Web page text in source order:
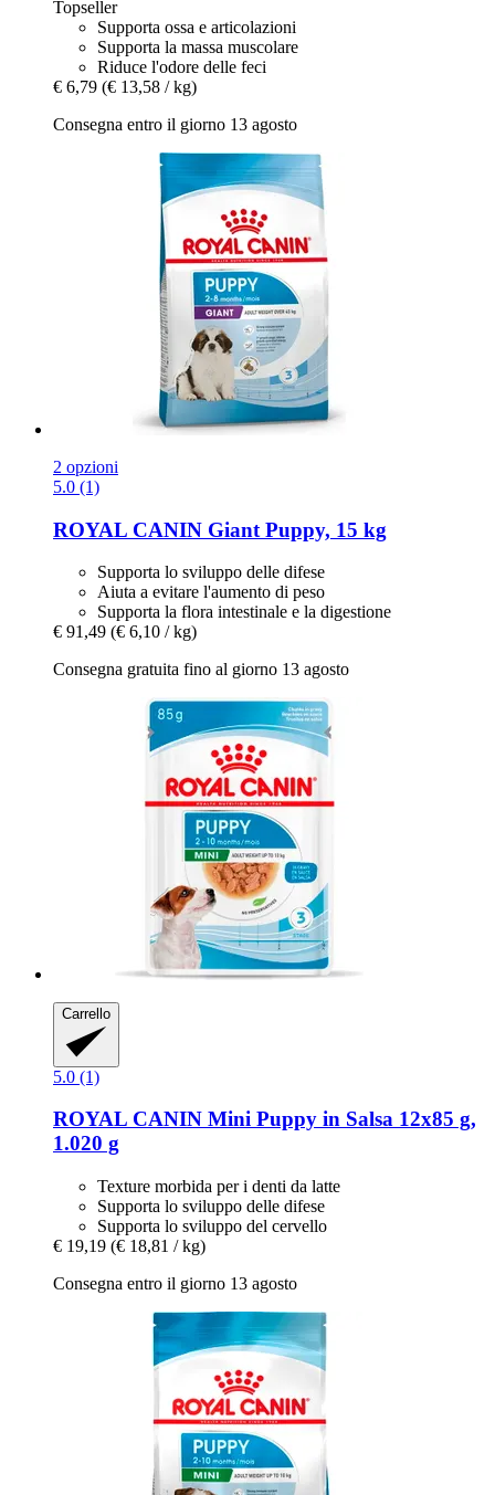
Topseller
Supporta ossa e articolazioni
Supporta la massa muscolare
Riduce l'odore delle feci
€ 6,79 (€ 13,58 / kg)
Consegna entro il giorno 13 agosto
2 opzioni
5.0 (1)
ROYAL CANIN Giant Puppy, 15 kg
Supporta lo sviluppo delle difese
Aiuta a evitare l'aumento di peso
Supporta la flora intestinale e la digestione
€ 91,49 (€ 6,10 / kg)
Consegna gratuita fino al giorno 13 agosto
Carrello
5.0 (1)
ROYAL CANIN Mini Puppy in Salsa 12x85 g,
1.020 g
Texture morbida per i denti da latte
Supporta lo sviluppo delle difese
Supporta lo sviluppo del cervello
€ 19,19 (€ 18,81 / kg)
Consegna entro il giorno 13 agosto